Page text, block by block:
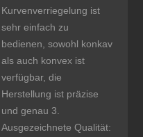
Kurvenverriegelung ist
sehr einfach zu
bedienen, sowohl konkav
als auch konvex ist
verfügbar, die
Herstellung ist präzise
und genau 3.
Ausgezeichnete Qualität: